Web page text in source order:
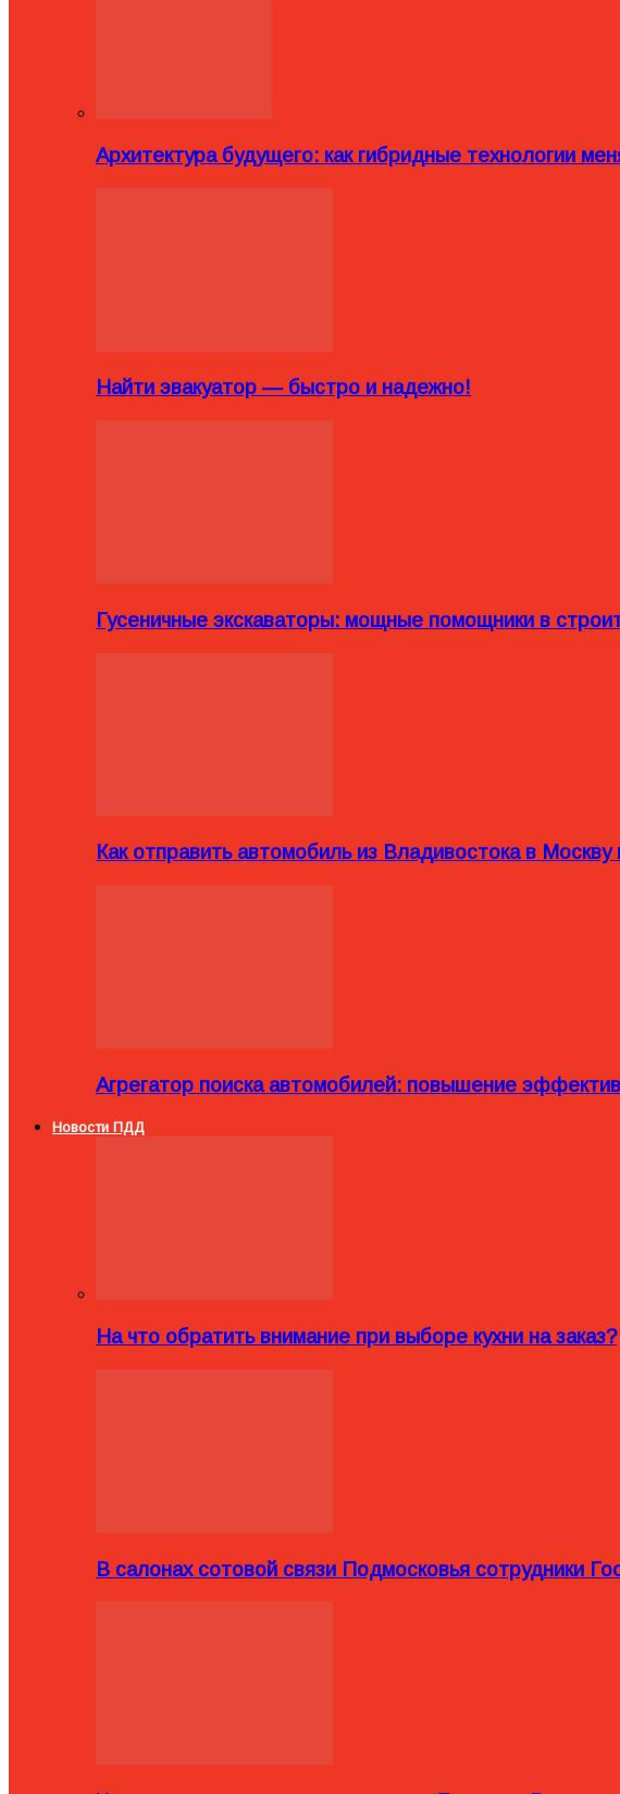
Архитектура будущего: как гибридные технологии
Найти эвакуатор — быстро и надежно!
Гусеничные экскаваторы: мощные помощники в
Как отправить автомобиль из Владивостока в
Агрегатор поиска автомобилей: повышение
Новости ПДД
На что обратить внимание при выборе кухни на заказ?
В салонах сотовой связи Подмосковья сотрудники